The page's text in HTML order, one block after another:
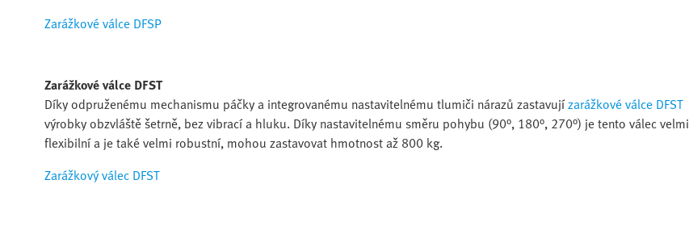
Zarážkové válce DFSP
Zarážkové válce DFST
Díky odpruženému mechanismu páčky a integrovanému nastavitelnému tlumiči nárazů zastavujízarážkové válce DFST
výrobky obzvláště šetrně, bez vibrací a hluku. Díky nastavitelnému směru pohybu (90°, 180°, 270°) je tento válec velmi
flexibilní a je také velmi robustní, mohou zastavovat hmotnost až 800 kg.
Zarážkový válec DFST